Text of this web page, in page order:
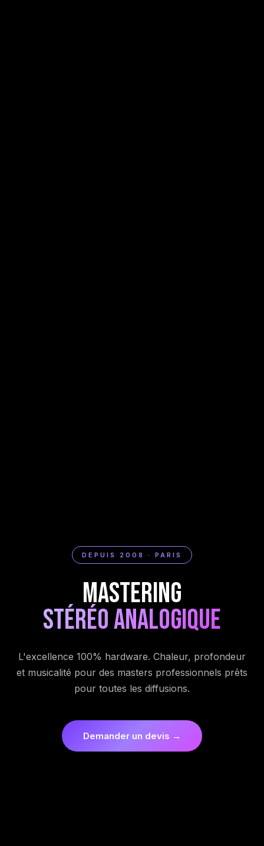
DEPUIS 2008 · PARIS
Mastering
Stéréo Analogique
L'excellence 100% hardware. Chaleur, profondeur
et musicalité pour des masters professionnels prêts
pour toutes les diffusions.
Demander un devis →